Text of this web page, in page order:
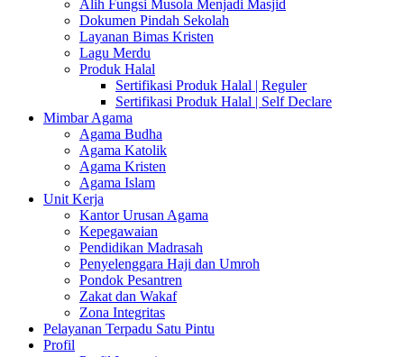
Alih Fungsi Musola Menjadi Masjid
Dokumen Pindah Sekolah
Layanan Bimas Kristen
Lagu Merdu
Produk Halal
Sertifikasi Produk Halal | Reguler
Sertifikasi Produk Halal | Self Declare
Mimbar Agama
Agama Budha
Agama Katolik
Agama Kristen
Agama Islam
Unit Kerja
Kantor Urusan Agama
Kepegawaian
Pendidikan Madrasah
Penyelenggara Haji dan Umroh
Pondok Pesantren
Zakat dan Wakaf
Zona Integritas
Pelayanan Terpadu Satu Pintu
Profil